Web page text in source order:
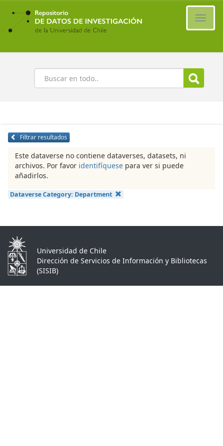
Ir
contenido
principal
Buscar
Filtrar resultados
Este dataverse no contiene dataverses, datasets, ni
archivos. Por favor identifíquese para ver si puede
añadirlos.
Dataverse Category: Department
Universidad de Chile
Dirección de Servicios de Información y Bibliotecas
(SISIB)